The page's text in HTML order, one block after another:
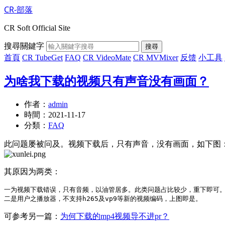
CR-部落
CR Soft Official Site
搜尋關鍵字 搜尋
首頁 CR TubeGet FAQ CR VideoMate CR MVMixer 反馈 小工具
为啥我下载的视频只有声音没有画面？
作者： admin
時間： 2021-11-17
分類： FAQ
此问题屡被问及。视频下载后，只有声音，没有画面，如下图：
其原因为两类：
一为视频下载错误，只有音频，以油管居多。此类问题占比较少，重下即可
可参考另一篇： 为何下载的mp4视频导不进pr？